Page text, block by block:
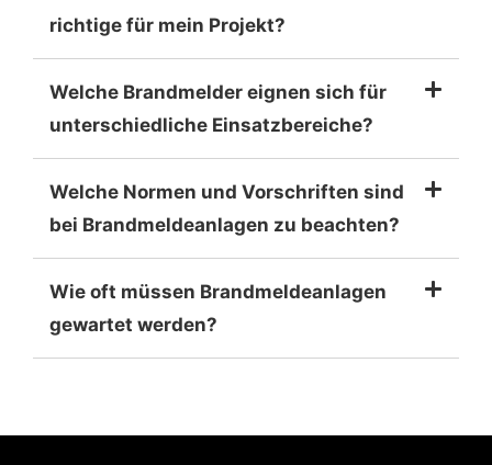
richtige für mein Projekt?
Welche Brandmelder eignen sich für
unterschiedliche Einsatzbereiche?
Welche Normen und Vorschriften sind
bei Brandmeldeanlagen zu beachten?
Wie oft müssen Brandmeldeanlagen
gewartet werden?